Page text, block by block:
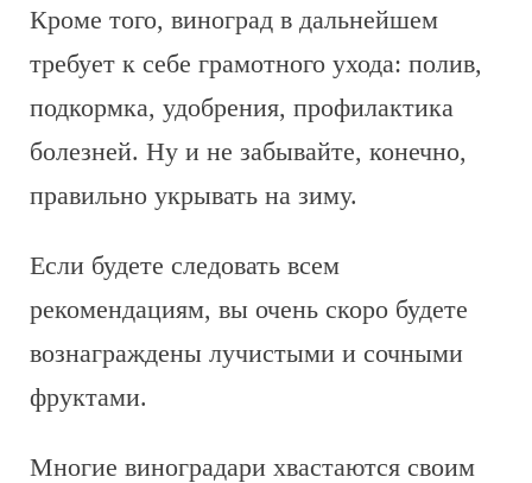
Кроме того, виноград в дальнейшем
требует к себе грамотного ухода: полив,
подкормка, удобрения, профилактика
болезней. Ну и не забывайте, конечно,
правильно укрывать на зиму.
Если будете следовать всем
рекомендациям, вы очень скоро будете
вознаграждены лучистыми и сочными
фруктами.
Многие виноградари хвастаются своим